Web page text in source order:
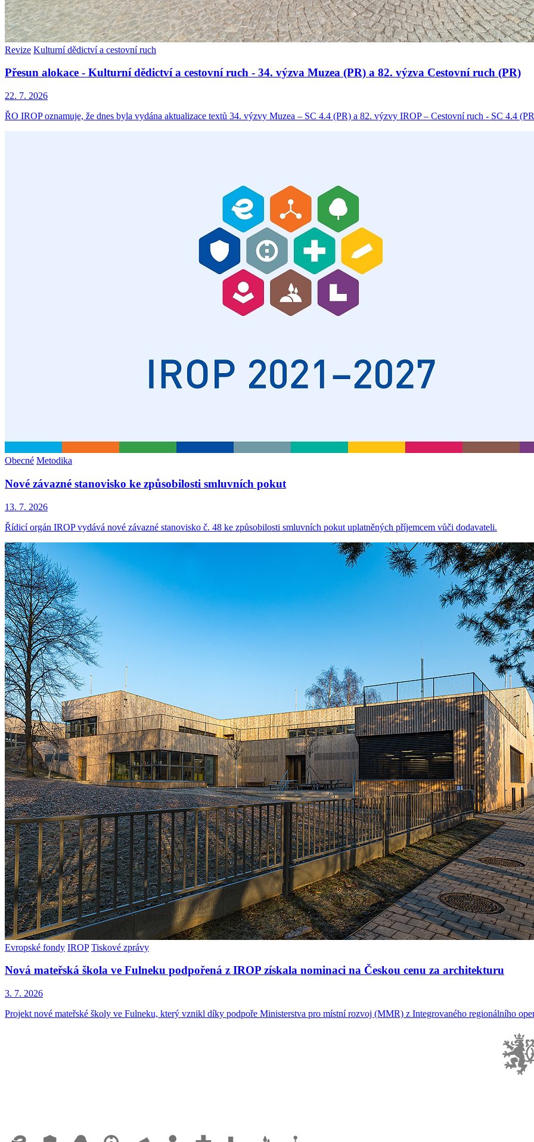
Revize Kulturní dědictví a cestovní ruch
Přesun alokace - Kulturní dědictví a cestovní ruch - 34. výzva Muzea (PR) a 82. výzva Cestovní ruch (PR)
22. 7. 2026
ŘO IROP oznamuje, že dnes byla vydána aktualizace textů 34. výzvy Muzea – SC 4.4 (PR) a 82. výzvy IROP – Cestovní ruch - SC 4.4
Obecné Metodika
Nové závazné stanovisko ke způsobilosti smluvních pokut
13. 7. 2026
Řídicí orgán IROP vydává nové závazné stanovisko č. 48 ke způsobilosti smluvních pokut uplatněných příjemcem vůči dodavateli.
Evropské fondy IROP Tiskové zprávy
Nová mateřská škola ve Fulneku podpořená z IROP získala nominaci na Českou cenu za architekturu
3. 7. 2026
Projekt nové mateřské školy ve Fulneku, který vznikl díky podpoře Ministerstva pro místní rozvoj (MMR) z Integrovaného regionálního